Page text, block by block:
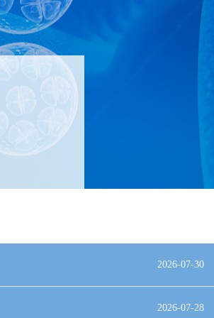
2026-07-30
2026-07-28